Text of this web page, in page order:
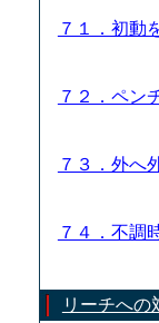
７１．初動
７２．ペン
７３．外へ
７４．不調
リーチへの